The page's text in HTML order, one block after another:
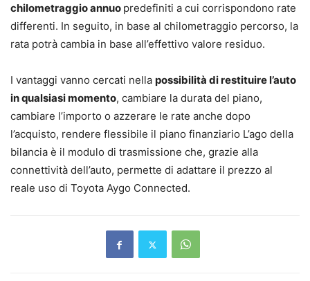
chilometraggio annuo predefiniti a cui corrispondono rate
differenti. In seguito, in base al chilometraggio percorso, la
rata potrà cambia in base all’effettivo valore residuo.
I vantaggi vanno cercati nella possibilità di restituire l’auto
in qualsiasi momento, cambiare la durata del piano,
cambiare l’importo o azzerare le rate anche dopo
l’acquisto, rendere flessibile il piano finanziario L’ago della
bilancia è il modulo di trasmissione che, grazie alla
connettività dell’auto, permette di adattare il prezzo al
reale uso di Toyota Aygo Connected.